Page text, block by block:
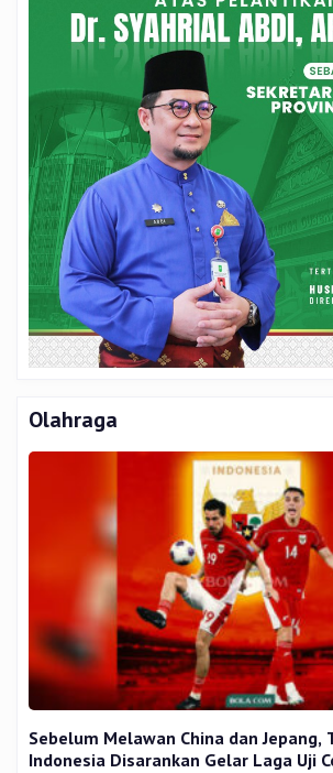
Olahraga
Sebelum Melawan China dan Jepang,
Indonesia Disarankan Gelar Laga Uji